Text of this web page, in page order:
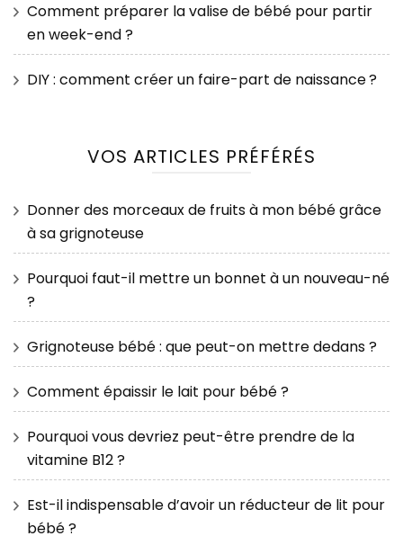
Comment préparer la valise de bébé pour partir
en week-end ?
DIY : comment créer un faire-part de naissance ?
VOS ARTICLES PRÉFÉRÉS
Donner des morceaux de fruits à mon bébé grâce
à sa grignoteuse
Pourquoi faut-il mettre un bonnet à un nouveau-né
?
Grignoteuse bébé : que peut-on mettre dedans ?
Comment épaissir le lait pour bébé ?
Pourquoi vous devriez peut-être prendre de la
vitamine B12 ?
Est-il indispensable d’avoir un réducteur de lit pour
bébé ?